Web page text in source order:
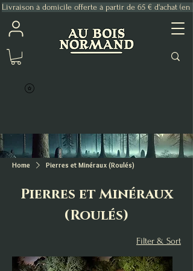
Livraison à domicile offerte à partir de 65 € d'achat (en
Home Pierres et Minéraux (Roulés)
Pierres et Minéraux
(Roulés)
Filter & Sort